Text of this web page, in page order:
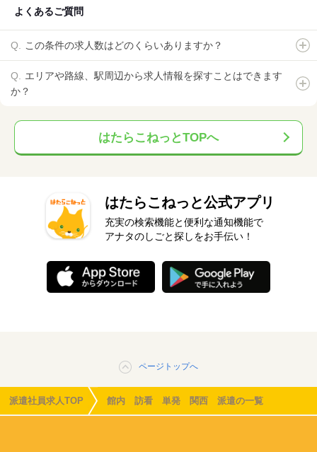
よくあるご質問
この条件の求人数はどのくらいありますか？
エリアや路線、駅周辺から求人情報を探すことはできます
か？
はたらこねっとTOPへ
はたらこねっと公式アプリ
充実の検索機能と便利な通知機能で
アナタのしごと探しをお手伝い！
ページトップへ
派遣社員求人TOP 館内 訪看 単発 関西 派遣の一覧